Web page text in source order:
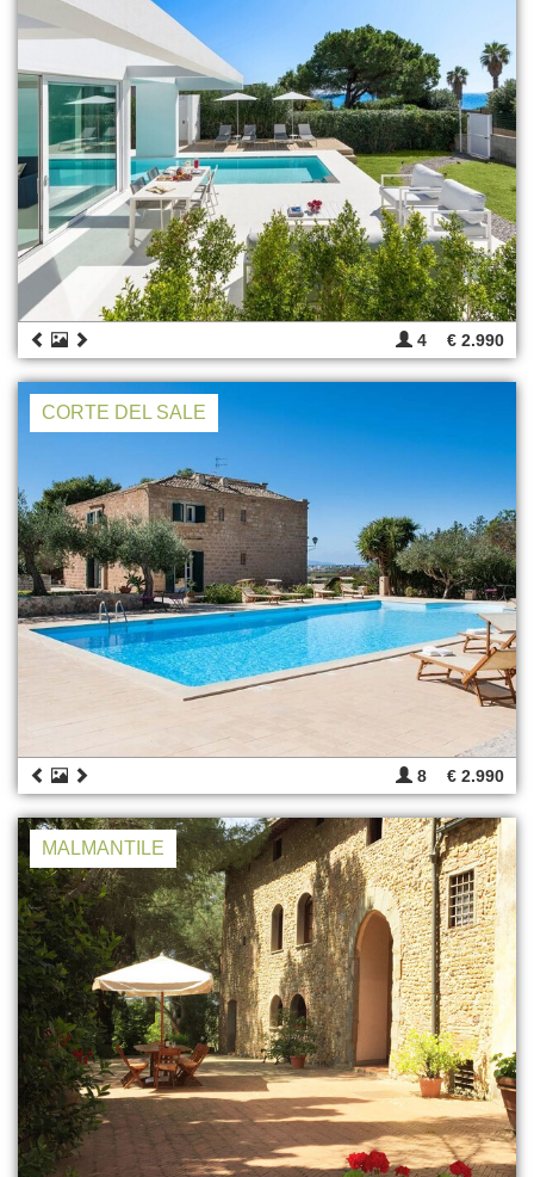
4 € 2.990
CORTE DEL SALE
8 € 2.990
MALMANTILE